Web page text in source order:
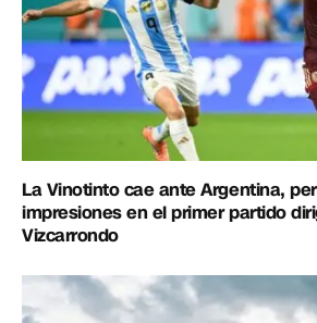
La Vinotinto cae ante Argentina,
impresiones en el primer partido
Vizcarrondo